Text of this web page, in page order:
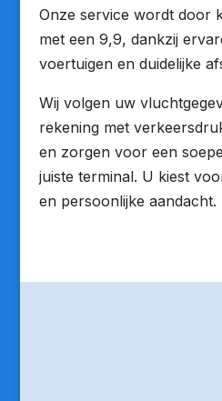
Onze service wordt door
met een 9,9, dankzij
voertuigen en duidelijke
Wij volgen uw
rekening met
en zorgen voor een
juiste terminal. U kiest
en persoonlijke aandacht.